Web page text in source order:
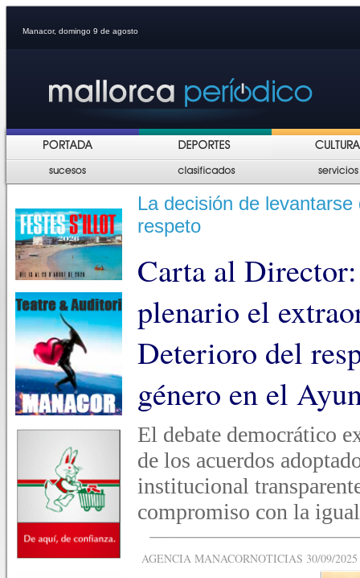
Manacor, domingo 9 de agosto
La decisión de
respeto
Carta al
plenario el
Deterioro del
género en el
El debate democrático
de los acuerdos
institucional
compromiso con la
AGENCIA MANACORNOTICIAS 30/09/